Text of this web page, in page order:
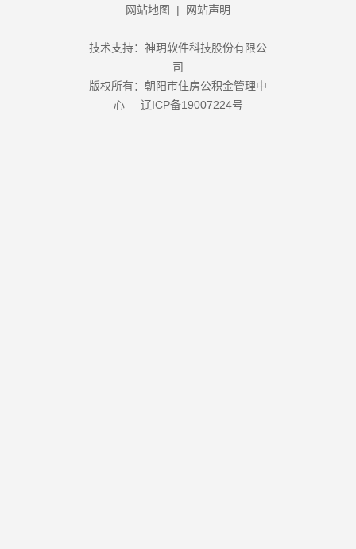
网站地图 | 网站声明
技术支持：神玥软件科技股份有限公
司
版权所有：朝阳市住房公积金管理中
心 辽ICP备19007224号